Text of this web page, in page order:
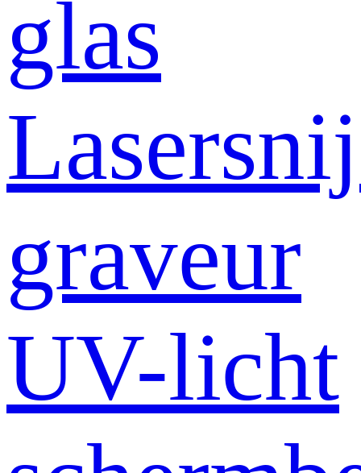
glas
graveur
UV-licht